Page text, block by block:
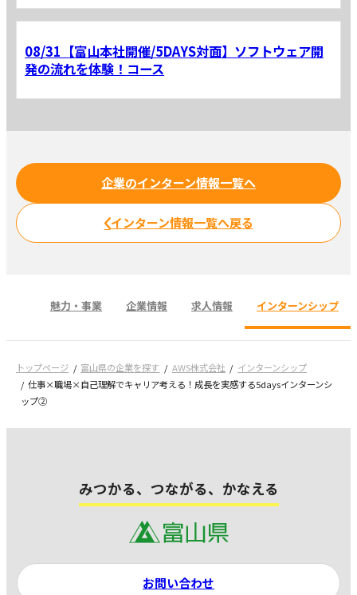
08/31【富山本社開催/5DAYS対面】ソフトウェア開
発の流れを体験！コース
企業のインターン情報一覧へ
インターン情報一覧へ戻る
魅力・事業 企業情報 求人情報 インターンシップ
トップページ 富山県の企業を探す AWS株式会社
インターンシップ
仕事×職場×自己理解でキャリア考える！成長を実感する5daysインターンシ
ップ②
みつかる、つながる、かなえる
お問い合わせ